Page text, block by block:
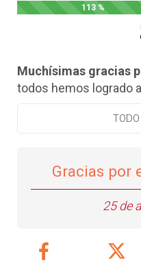
113 %
Muchísimas gracias
todos hemos logrado
Gracias por
25 de